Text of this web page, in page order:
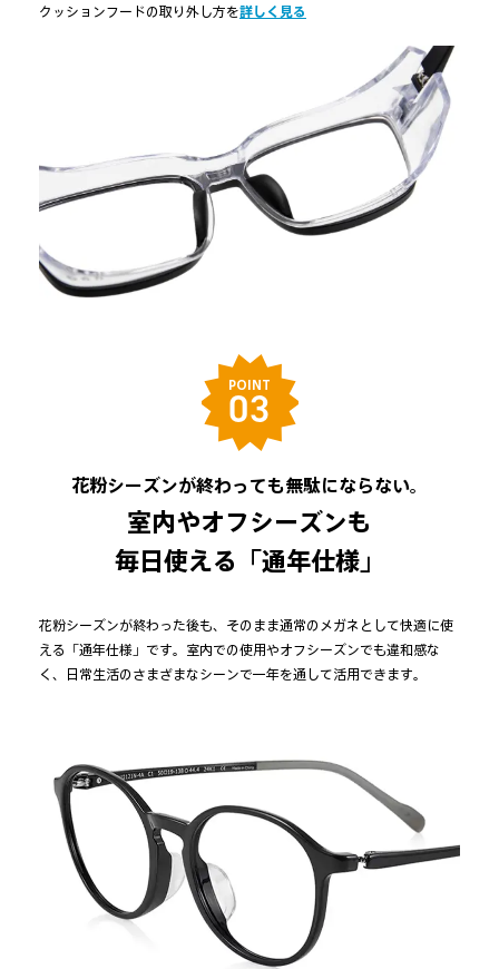
クッションフードの取り外し方を詳しく見る
POINT
03
花粉シーズンが終わっても無駄にならない。
室内やオフシーズンも
毎日使える「通年仕様」
花粉シーズンが終わった後も、そのまま通常のメガネとして快適に使
える「通年仕様」です。室内での使用やオフシーズンでも違和感な
く、日常生活のさまざまなシーンで一年を通して活用できます。